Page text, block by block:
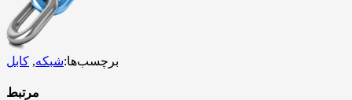
برچسب‌ها:شبکه, کابل
مرتبط